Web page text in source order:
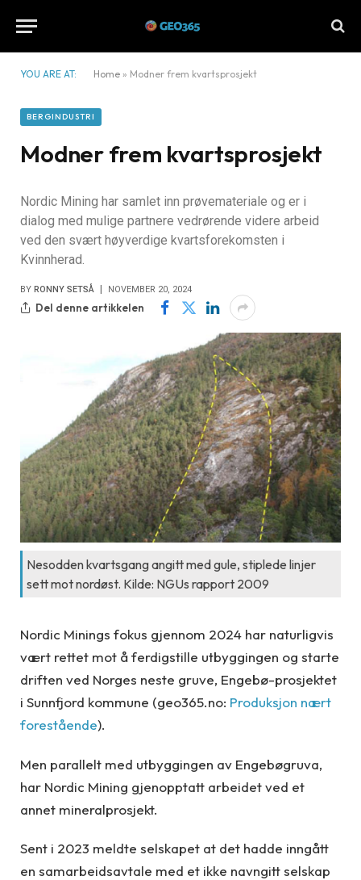
YOU ARE AT: Home » Modner frem kvartsprosjekt
BERGINDUSTRI
Modner frem kvartsprosjekt
Nordic Mining har samlet inn prøvemateriale og er i
dialog med mulige partnere vedrørende videre arbeid
ved den svært høyverdige kvartsforekomsten i
Kvinnherad.
BY RONNY SETSÅ NOVEMBER 20, 2024
Del denne artikkelen
Nesodden kvartsgang angitt med gule, stiplede linjer
sett mot nordøst. Kilde: NGUs rapport 2009
Nordic Minings fokus gjennom 2024 har naturligvis
vært rettet mot å ferdigstille utbyggingen og starte
driften ved Norges neste gruve, Engebø-prosjektet
i Sunnfjord kommune (geo365.no: Produksjon nært
forestående).
Men parallelt med utbyggingen av Engebøgruva,
har Nordic Mining gjenopptatt arbeidet ved et
annet mineralprosjekt.
Sent i 2023 meldte selskapet at det hadde inngått
en samarbeidsavtale med et ikke navngitt selskap